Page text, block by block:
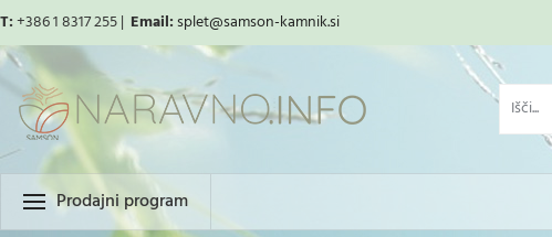
T:+386 1 8317 255 | Email:splet@samson-kamnik.si
Prodajni program